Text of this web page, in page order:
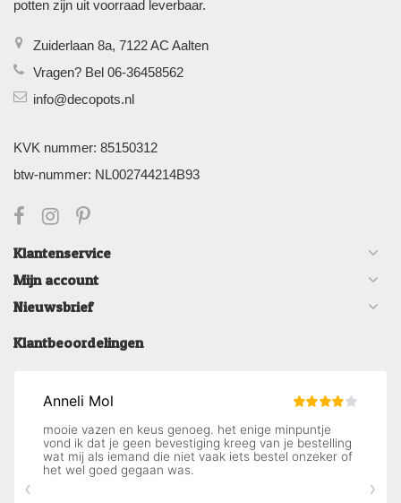
potten zijn uit voorraad leverbaar.
Zuiderlaan 8a, 7122 AC Aalten
Vragen? Bel 06-36458562
info@decopots.nl
KVK nummer: 85150312
btw-nummer: NL002744214B93
Klantenservice
Mijn account
Nieuwsbrief
Klantbeoordelingen